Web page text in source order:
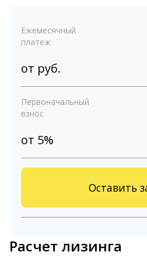
Ежемесячный
платеж
от руб.
Первоначальный
взнос
от 5%
Оставить
Расчет лизинга